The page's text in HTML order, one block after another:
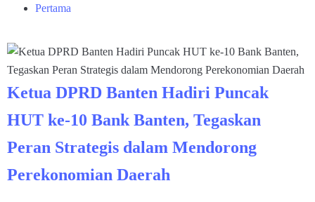
Pertama
Ketua DPRD Banten Hadiri Puncak
HUT ke-10 Bank Banten, Tegaskan
Peran Strategis dalam Mendorong
Perekonomian Daerah